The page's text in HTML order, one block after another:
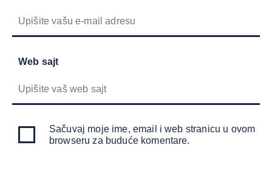
Web sajt
Sačuvaj moje ime, email i web stranicu u ovom
browseru za buduće komentare.